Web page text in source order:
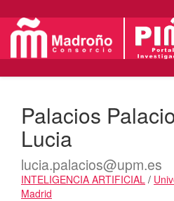
Palacios
Lucia
lucia.palacios@upm.es
INTELIGENCIA ARTIFICIAL /
Madrid